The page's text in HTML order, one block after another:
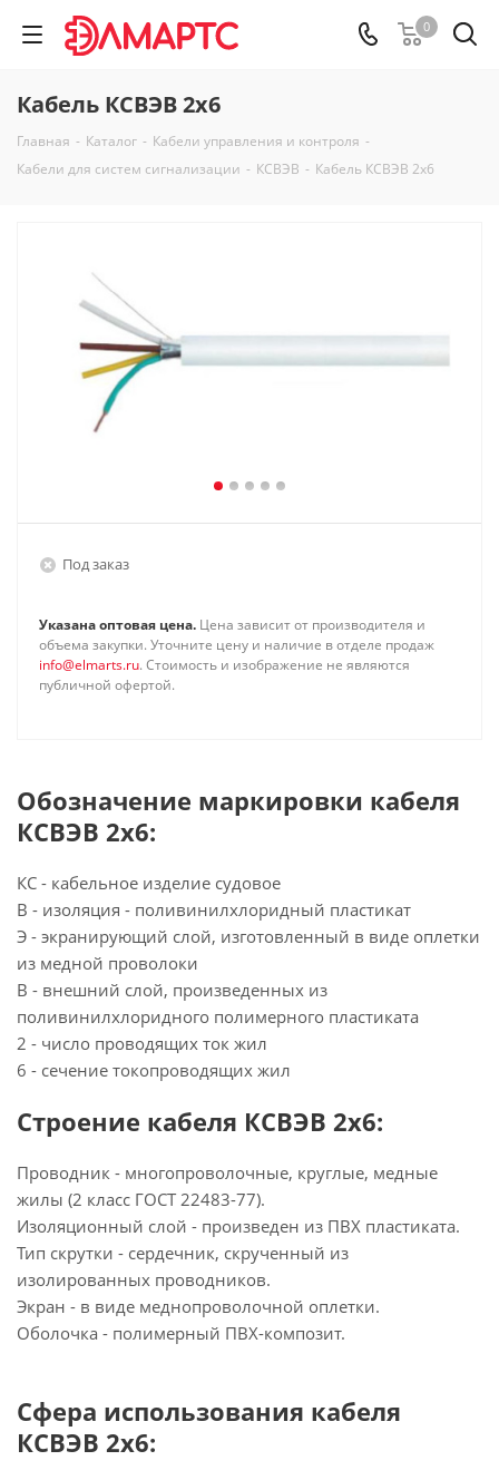
0
Кабель КСВЭВ 2х6
Главная - Каталог - Кабели управления и контроля -
Кабели для систем сигнализации - КСВЭВ - Кабель КСВЭВ 2х6
Под заказ
Указана оптовая цена. Цена зависит от производителя и
объема закупки. Уточните цену и наличие в отделе продаж
info@elmarts.ru. Стоимость и изображение не являются
публичной офертой.
Обозначение маркировки кабеля
КСВЭВ 2х6:
КС - кабельное изделие судовое
В - изоляция - поливинилхлоридный пластикат
Э - экранирующий слой, изготовленный в виде оплетки
из медной проволоки
В - внешний слой, произведенных из
поливинилхлоридного полимерного пластиката
2 - число проводящих ток жил
6 - сечение токопроводящих жил
Строение кабеля КСВЭВ 2х6:
Проводник - многопроволочные, круглые, медные
жилы (2 класс ГОСТ 22483-77).
Изоляционный слой - произведен из ПВХ пластиката.
Тип скрутки - сердечник, скрученный из
изолированных проводников.
Экран - в виде меднопроволочной оплетки.
Оболочка - полимерный ПВХ-композит.
Сфера использования кабеля
КСВЭВ 2х6: